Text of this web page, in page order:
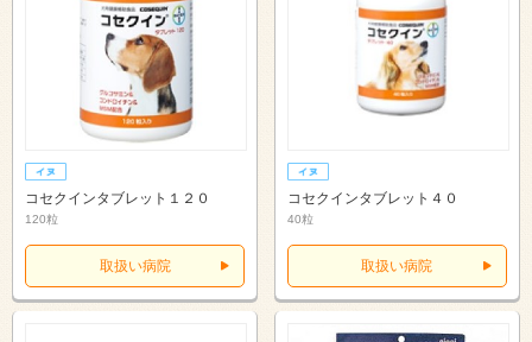
コセクインタブレット１２０
120粒
取扱い病院
コセクインタブレット４０
40粒
取扱い病院